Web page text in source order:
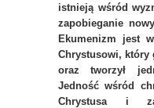
istnieją wśród
zapobieganie
Ekumenizm jest
Chrystusowi, który
oraz tworzył
Jedność wśród
Chrystusa i